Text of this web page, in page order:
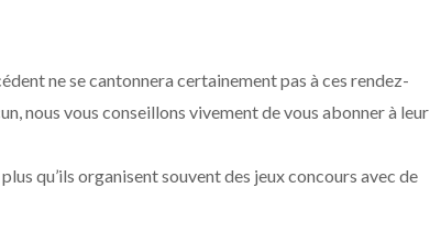
ne se cantonnera certainement pas à ces rendez-
nous vous conseillons vivement de vous abonner à leur
qu’ils organisent souvent des jeux concours avec de